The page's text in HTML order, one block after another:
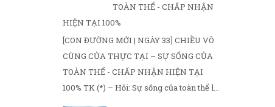
TOÀN THỂ - CHẤP NHẬN
HIỆN TẠI 100%
[CON ĐƯỜNG MỚI | NGÀY 33] CHIỀU VÔ
CÙNG CỦA THỰC TẠI – SỰ SỐNG CỦA
TOÀN THỂ - CHẤP NHẬN HIỆN TẠI
100% TK (*) – Hỏi: Sự sống của toàn thể l...